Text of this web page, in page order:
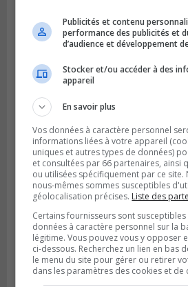
Publié le 5 août 2026 à 09h42
La SQ lance un appel à la
retrouver un homme
Publicités et contenu
performance des publicités et
d’audience et développement
Stocker et/ou accéder à des
appareil
En savoir plus
Vos données à caractère personnel
informations liées à votre appareil
uniques et autres types de données)
et consultées par 66 partenaires, ainsi
ou utilisées spécifiquement par ce site.
nous-mêmes sommes susceptibles
géolocalisation précises. Liste des
Certains fournisseurs sont
données à caractère personnel sur la
légitime. Vous pouvez vous y opposer
ci-dessous. Recherchez un lien en bas
le menu du site pour gérer ou retirer
dans les paramètres des cookies et de